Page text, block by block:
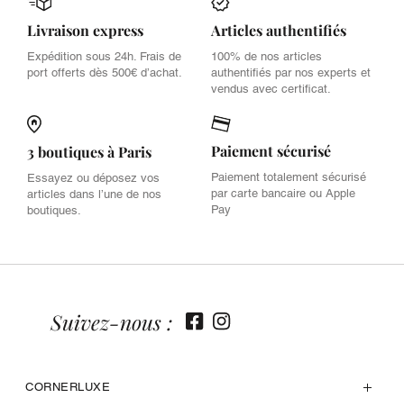
Livraison express
Expédition sous 24h. Frais de
port offerts dès 500€ d’achat.
Articles authentifiés
100% de nos articles
authentifiés par nos experts et
vendus avec certificat.
3 boutiques à Paris
Essayez ou déposez vos
articles dans l’une de nos
boutiques.
Paiement sécurisé
Paiement totalement sécurisé
par carte bancaire ou Apple
Pay
CORNERLUXE
Suivez-nous :